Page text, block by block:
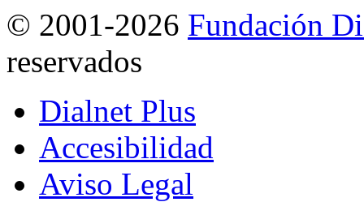
© 2001-2026 Fundación
reservados
Dialnet Plus
Accesibilidad
Aviso Legal